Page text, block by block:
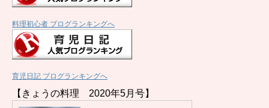
料理初心者 ブログランキングへ
育児日記 ブログランキングへ
【きょうの料理 2020年5月号】